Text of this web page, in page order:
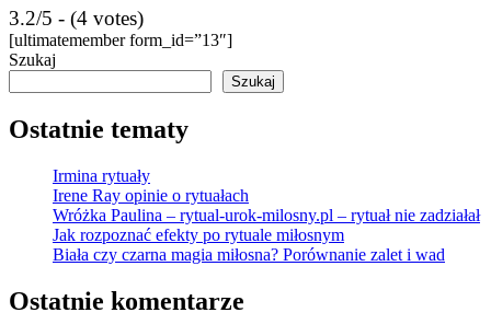
3.2/5 - (4 votes)
[ultimatemember form_id=”13″]
Szukaj
Szukaj
Ostatnie tematy
Irmina rytuały
Irene Ray opinie o rytuałach
Wróżka Paulina – rytual-urok-milosny.pl – rytuał nie zadziałał
Jak rozpoznać efekty po rytuale miłosnym
Biała czy czarna magia miłosna? Porównanie zalet i wad
Ostatnie komentarze